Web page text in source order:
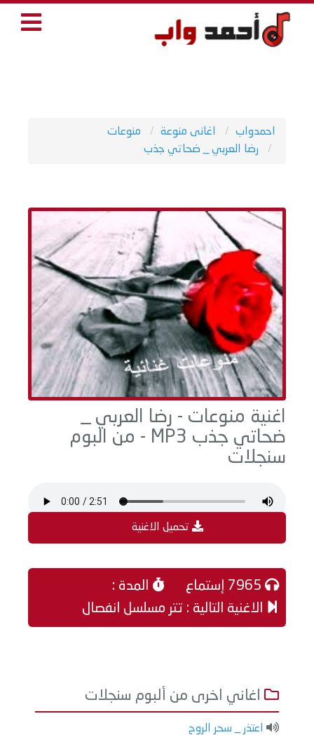
احمدواب اغانى منوعة
منوعات
رضا العربي _ ضحاتي جذب
اغنية منوعات - رضا العربي _
ضحاتي جذب MP3 - من البوم
سنجلات
تحميل الاغنية
المدة :
الاغنية التالية : تتر مسلسل انفصال
اغاني اخرى من ألبوم سنجلات
اعتذر _ سحر الروح